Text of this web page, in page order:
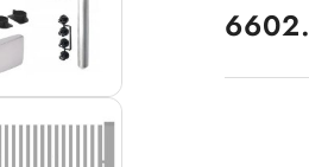
Cena: